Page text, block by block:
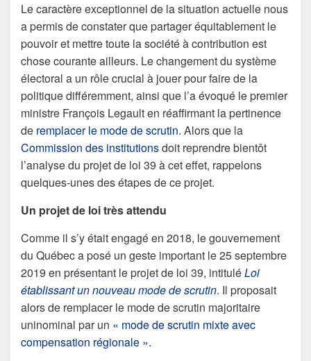
Le caractère exceptionnel de la situation actuelle nous
a permis de constater que partager équitablement le
pouvoir et mettre toute la société à contribution est
chose courante ailleurs. Le changement du système
électoral a un rôle crucial à jouer pour faire de la
politique différemment, ainsi que l’a évoqué le premier
ministre François Legault en réaffirmant la pertinence
de remplacer le mode de scrutin. Alors que la
Commission des institutionsdoit reprendre bientôt
l’analyse du projet de loi 39 à cet effet, rappelons
quelques-unes des étapes de ce projet.
Un projet de loi très attendu
Comme il s’y était engagé en 2018, le gouvernement
du Québec a posé un geste important le 25 septembre
2019 en présentant le projet de loi 39, intituléLoi
établissant un nouveau mode de scrutin. Il proposait
alors de remplacer le mode de scrutin majoritaire
uninominal par un « mode de scrutin mixte avec
compensation régionale ».